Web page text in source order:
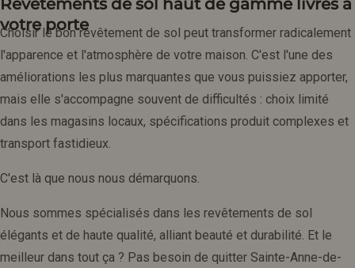
votre porte
Choisir le bon revêtement de sol peut transformer radicalement
l'apparence et l'atmosphère de votre maison. C'est l'une des
améliorations les plus marquantes que vous puissiez apporter,
mais elle s'accompagne souvent de difficultés : choix limité
dans les magasins locaux, spécifications produit complexes et
transport fastidieux.
C'est là que nous nous démarquons.
Nous sommes spécialisés dans les revêtements de sol
élégants et de haute qualité, alliant beauté et durabilité. Et le
meilleur dans tout ça ? Pas besoin de quitter Sainte-Anne-de-